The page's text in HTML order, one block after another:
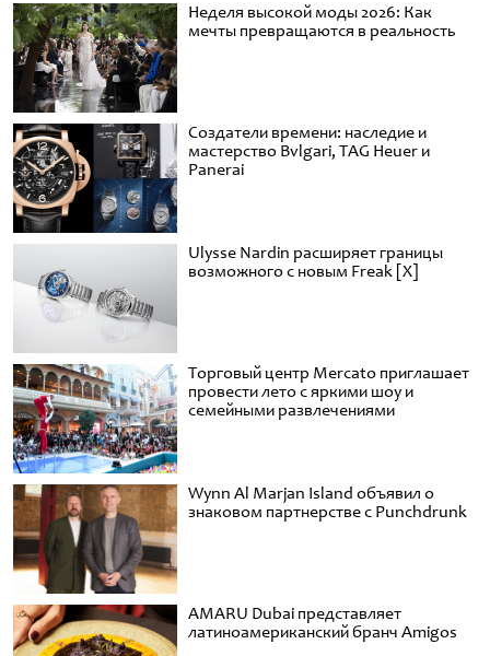
Неделя высокой моды 2026: Как
мечты превращаются в реальность
Создатели времени: наследие и
мастерство Bvlgari, TAG Heuer и
Panerai
Ulysse Nardin расширяет границы
возможного с новым Freak [X]
Торговый центр Mercato приглашает
провести лето с яркими шоу и
семейными развлечениями
Wynn Al Marjan Island объявил о
знаковом партнерстве с Punchdrunk
AMARU Dubai представляет
латиноамериканский бранч Amigos